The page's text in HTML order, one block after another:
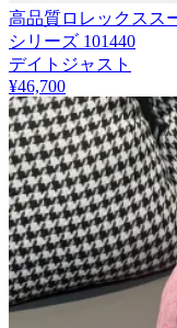
高品質ロレックスス
シリーズ 101440
デイトジャスト
¥46,700